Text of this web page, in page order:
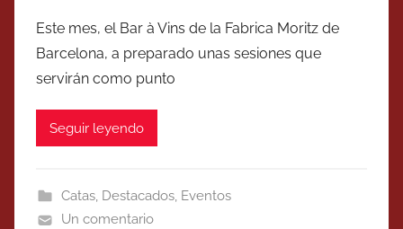
Este mes, el Bar à Vins de la Fabrica Moritz de
Barcelona, a preparado unas sesiones que
servirán como punto
Seguir leyendo
Catas, Destacados, Eventos
Un comentario